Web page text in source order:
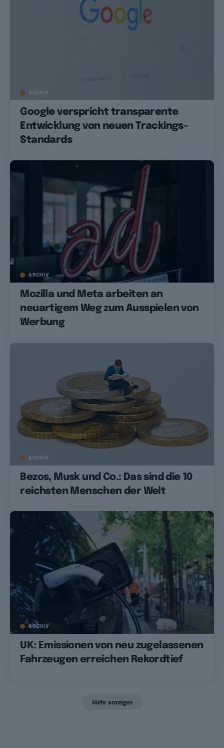
ARCHIV
Google verspricht transparente
Entwicklung von neuen Trackings-
Standards
ARCHIV
Mozilla und Meta arbeiten an
neuartigem Weg zum Ausspielen von
Werbung
ARCHIV
Bezos, Musk und Co.: Das sind die 10
reichsten Menschen der Welt
ARCHIV
UK: Emissionen von neu zugelassenen
Fahrzeugen erreichen Rekordtief
Mehr anzeigen